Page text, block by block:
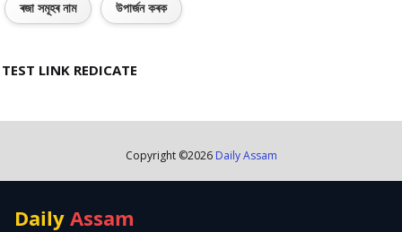
ৰজা সমূহৰ নাম উপাৰ্জন কৰক
TEST LINK REDICATE
Copyright ©2026 Daily Assam
Daily Assam